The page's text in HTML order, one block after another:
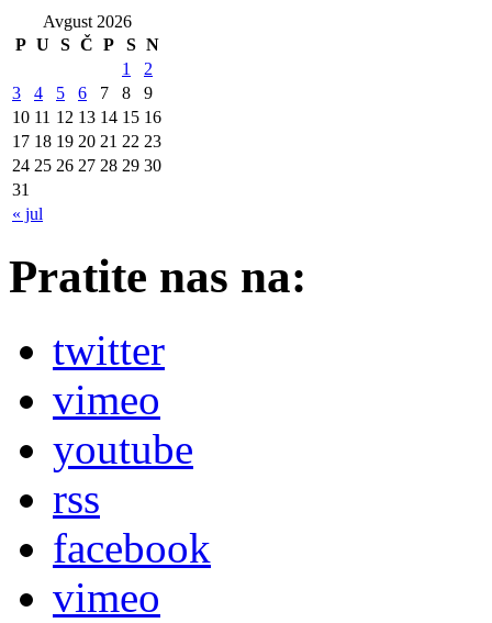
Avgust 2026
P U S Č P S N
« jul
1
2
3
4 5 6 7 8
9
10 11 12 13 14 15 16
17 18 19 20 21 22 23
24 25 26 27 28 29 30
31
Pratite nas na:
twitter
vimeo
youtube
rss
facebook
vimeo